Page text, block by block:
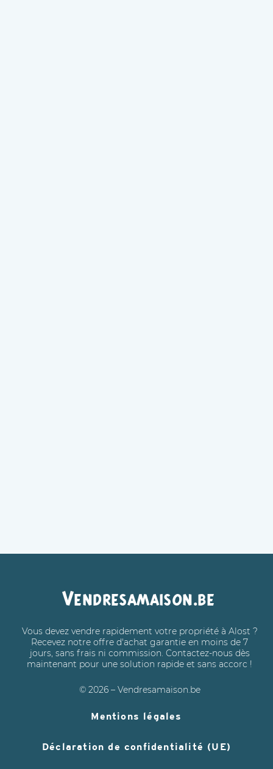
Vendresamaison.be
Vous devez vendre rapidement votre propriété à Alost ?
Recevez notre offre d'achat garantie en moins de 7
jours, sans frais ni commission. Contactez-nous dès
maintenant pour une solution rapide et sans accorc !
© 2026 – Vendresamaison.be
Mentions légales
Déclaration de confidentialité (UE)